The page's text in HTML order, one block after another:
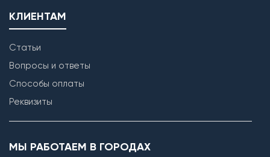
КЛИЕНТАМ
Статьи
Вопросы и ответы
Способы оплаты
Реквизиты
МЫ РАБОТАЕМ В ГОРОДАХ